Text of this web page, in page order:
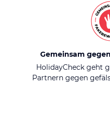
Gemeinsam
HolidayCheck geht
Partnern gegen